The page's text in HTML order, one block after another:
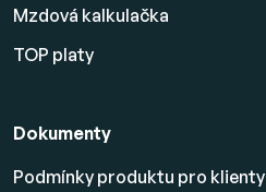
Mzdová kalkulačka
TOP platy
Dokumenty
Podmínky produktu pro klienty